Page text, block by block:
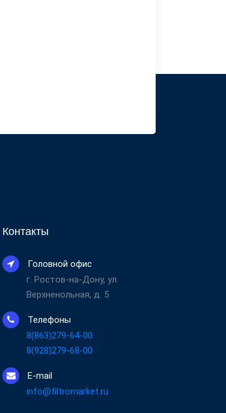
Контакты
Головной офис
г. Ростов-на-Дону, ул.
Верхненольная, д. 5
Телефоны
8(863)279-64-00
8(928)279-68-00
E-mail
info@filtromarket.ru